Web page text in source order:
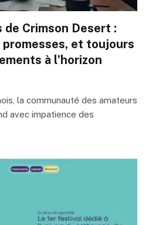
de Crimson Desert :
promesses, et toujours
à l’horizon
la communauté des amateurs
avec impatience des